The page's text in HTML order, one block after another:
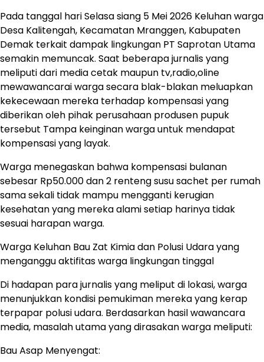
Pada tanggal hari Selasa siang 5 Mei 2026 Keluhan warga
Desa Kalitengah, Kecamatan Mranggen, Kabupaten
Demak terkait dampak lingkungan PT Saprotan Utama
semakin memuncak. Saat beberapa jurnalis yang
meliputi dari media cetak maupun tv,radio,oline
mewawancarai warga secara blak-blakan meluapkan
kekecewaan mereka terhadap kompensasi yang
diberikan oleh pihak perusahaan produsen pupuk
tersebut Tampa keinginan warga untuk mendapat
kompensasi yang layak.
Warga menegaskan bahwa kompensasi bulanan
sebesar Rp50.000 dan 2 renteng susu sachet per rumah
sama sekali tidak mampu mengganti kerugian
kesehatan yang mereka alami setiap harinya tidak
sesuai harapan warga.
Warga Keluhan Bau Zat Kimia dan Polusi Udara yang
menganggu aktifitas warga lingkungan tinggal
Di hadapan para jurnalis yang meliput di lokasi, warga
menunjukkan kondisi pemukiman mereka yang kerap
terpapar polusi udara. Berdasarkan hasil wawancara
media, masalah utama yang dirasakan warga meliputi:
Bau Asap Menyengat: